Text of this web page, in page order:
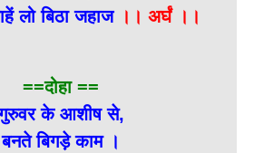
लो बिठा जहाज ।। अर्घं ।।
==दोहा ==
के आशीष से,
बनते बिगड़े काम ।